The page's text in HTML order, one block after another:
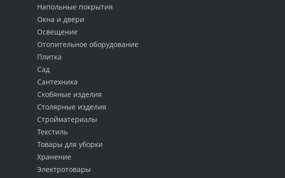
Напольные покрытия
Окна и двери
Освещение
Отопительное оборудование
Плитка
Сад
Сантехника
Скобяные изделия
Столярные изделия
Стройматериалы
Текстиль
Товары для уборки
Хранение
Электротовары